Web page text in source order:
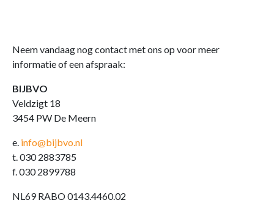
Neem vandaag nog contact met ons op voor meer
informatie of een afspraak:
BIJBVO
Veldzigt 18
3454 PW De Meern
e. info@bijbvo.nl
t. 030 2883785
f. 030 2899788
NL69 RABO 0143.4460.02